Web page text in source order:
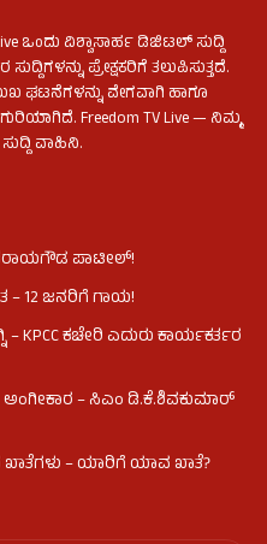
ಒಂದು ವಿಶ್ವಾಸಾರ್ಹ ಡಿಜಿಟಲ್ ಸುದ್ದಿ
ಪ್ರೇಕ್ಷಕರಿಗೆ ತಲುಪಿಸುತ್ತದೆ.
ಘಟನೆಗಳನ್ನು ವೇಗವಾಗಿ ಹಾಗೂ
Freedom TV Live — ನಿಮ್ಮ
ವಾಹಿನಿ.
ಪಾಟೀಲ್‌!
12 ಜನರಿಗೆ ಗಾಯ!
KPCC ಕಚೇರಿ ಎದುರು ಕಾರ್ಯಕರ್ತರ
ಅಂಗೀಕಾರ – ಸಿಎಂ ಡಿ.ಕೆ.ಶಿವಕುಮಾರ್
– ಯಾರಿಗೆ ಯಾವ ಖಾತೆ?